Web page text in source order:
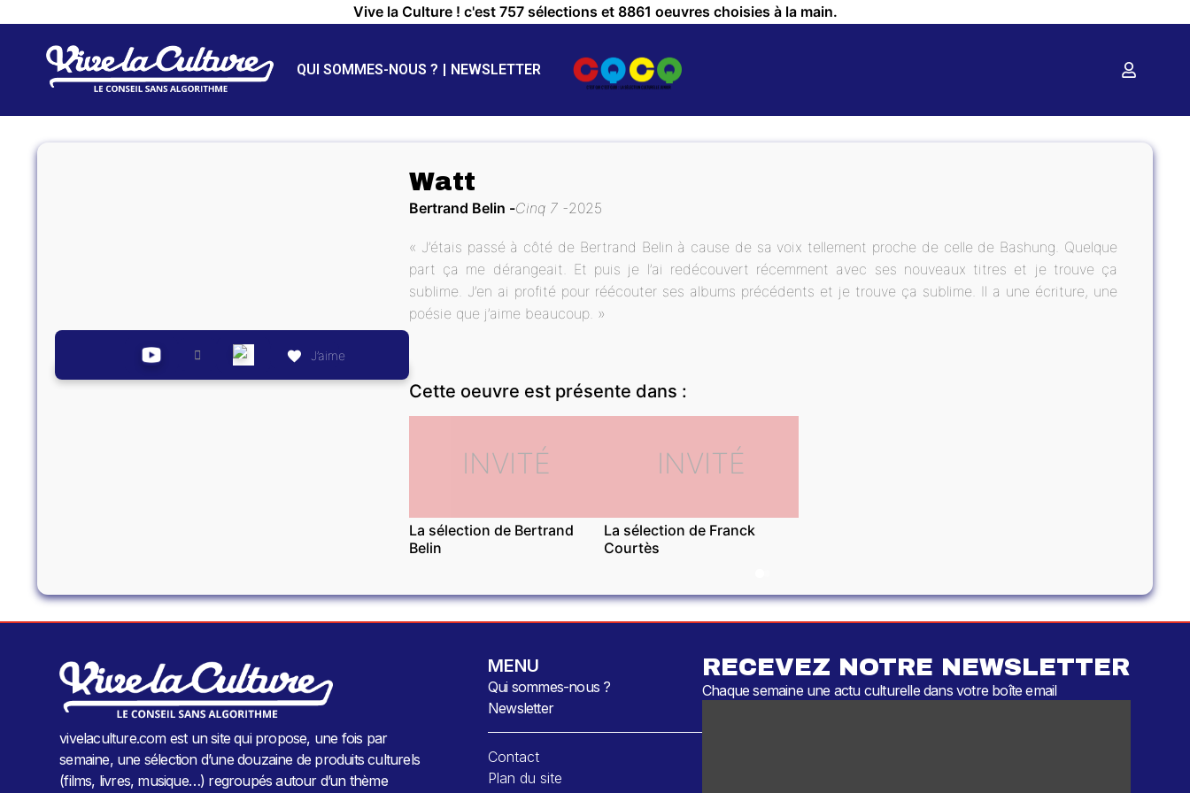
Vive la Culture ! c'est 757 sélections et 8861 oeuvres choisies à la main.
QUI SOMMES-NOUS ? NEWSLETTER
J’aime
Watt
Bertrand Belin Cinq 7 2025
« J’étais passé à côté de Bertrand Belin à cause de sa voix tellement proche de celle de Bashung. Quelque
part ça me dérangeait. Et puis je l’ai redécouvert récemment avec ses nouveaux titres et je trouve ça
sublime. J’en ai profité pour réécouter ses albums précédents et je trouve ça sublime. Il a une écriture, une
poésie que j’aime beaucoup. »
Cette oeuvre est présente dans :
INVITÉ
La sélection de Bertrand
Belin
INVITÉ
La sélection de Franck
Courtès
vivelaculture.com est un site qui propose, une fois par
semaine, une sélection d’une douzaine de produits culturels
(films, livres, musique…) regroupés autour d’un thème
MENU
Qui sommes-nous ?
Newsletter
Contact
Plan du site
RECEVEZ NOTRE NEWSLETTER
Chaque semaine une actu culturelle dans votre boîte email